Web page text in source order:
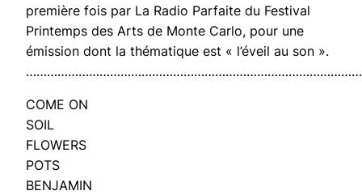
première fois par La Radio Parfaite du Festival
Printemps des Arts de Monte Carlo, pour une
émission dont la thématique est « l’éveil au son ».
COME ON
SOIL
FLOWERS
POTS
BENJAMIN